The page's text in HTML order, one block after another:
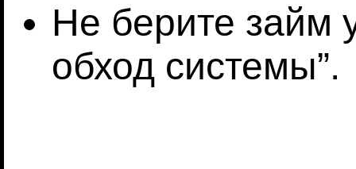
Не берите займ
обход системы”.